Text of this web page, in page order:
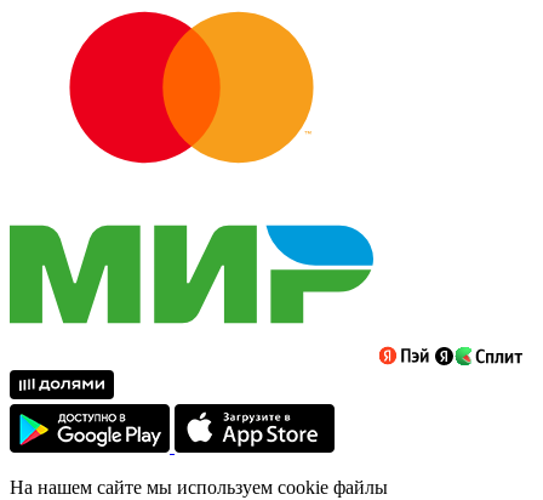
На нашем сайте мы используем cookie файлы